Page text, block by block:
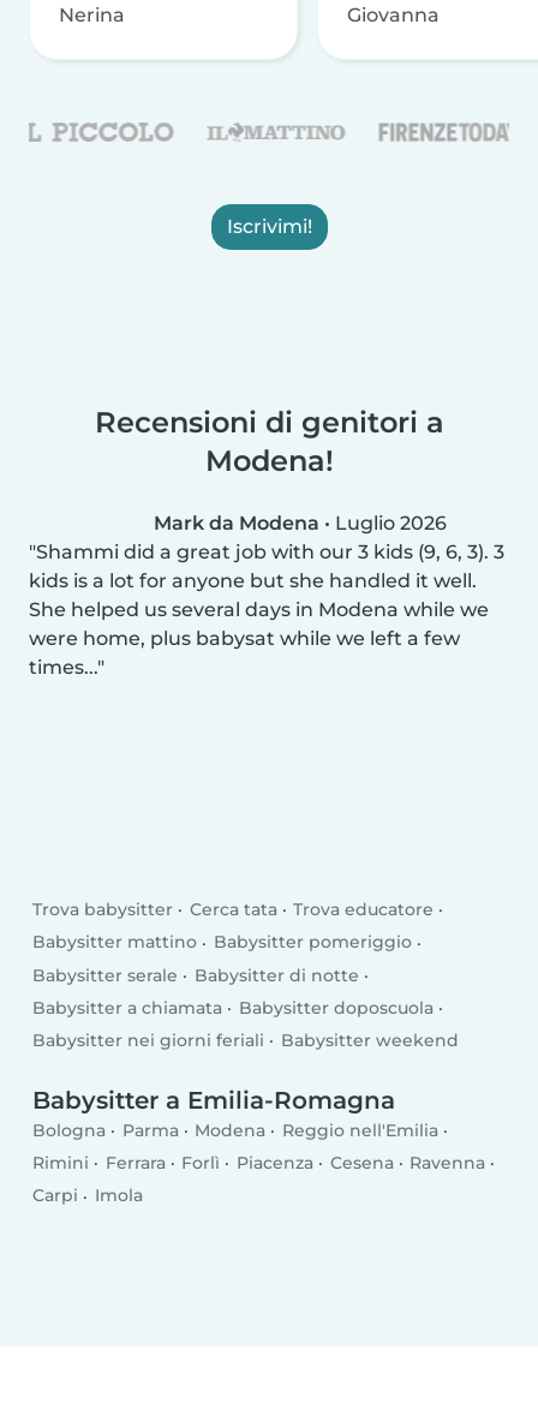
Nerina Giovanna
Iscrivimi!
Recensioni di genitori a
Modena!
Mark da Modena • Luglio 2026
Shammi did a great job with our 3 kids (9, 6, 3). 3
kids is a lot for anyone but she handled it well.
She helped us several days in Modena while we
were home, plus babysat while we left a few
times...
Trova babysitter Cerca tata
Trova educatore
Babysitter mattino
Babysitter pomeriggio
Babysitter serale
Babysitter di notte
Babysitter a chiamata
Babysitter doposcuola
Babysitter nei giorni feriali
Babysitter weekend
Babysitter a Emilia-Romagna
Bologna Parma Modena
Reggio nell'Emilia
Rimini
Ferrara Forlì Piacenza Cesena
Ravenna
Carpi
Imola